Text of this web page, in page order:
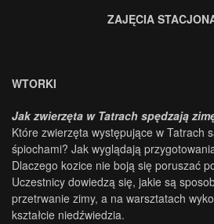
ZAJĘCIA
WTORKI
Jak zwierzęta w Tatrach spędzają
Które zwierzęta występujące w Tatrach
śpiochami? Jak wyglądają
Dlaczego kozice nie boją się poruszać
Uczestnicy dowiedzą się, jakie są
przetrwanie zimy, a na warsztatach
kształcie niedźwiedzia.